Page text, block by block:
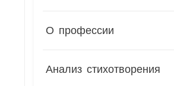
О профессии
Анализ стихотворения